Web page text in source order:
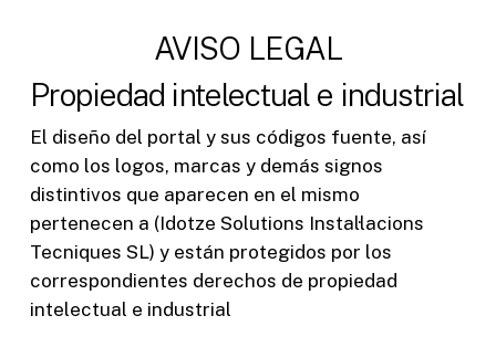
AVISO LEGAL
Propiedad intelectual e industrial
El diseño del portal y sus códigos fuente, así
como los logos, marcas y demás signos
distintivos que aparecen en el mismo
pertenecen a (Idotze Solutions Instal·lacions
Tecniques SL) y están protegidos por los
correspondientes derechos de propiedad
intelectual e industrial